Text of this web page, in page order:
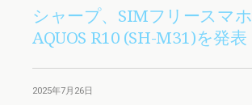
シャープ、SIMフリースマホ
AQUOS R10 (SH-M31)を発表
2025年7月26日